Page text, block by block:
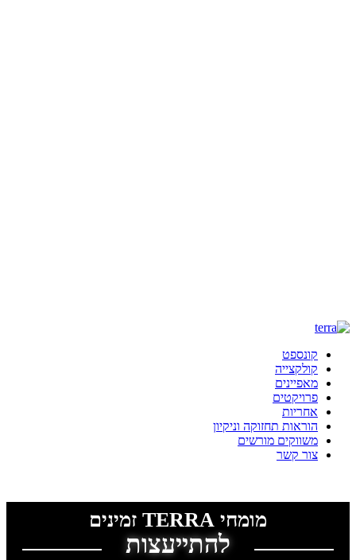
קונספט
קולקצייה
מאפיינים
פרויקטים
אחריות
הוראות תחזוקה וניקיון
משווקים מורשים
צור קשר
מומחי TERRA זמינים
להתייעצות